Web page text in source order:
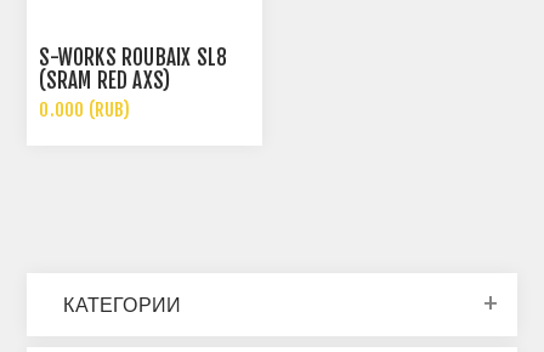
S-WORKS ROUBAIX SL8
(SRAM RED AXS)
0.000 (RUB)
КАТЕГОРИИ